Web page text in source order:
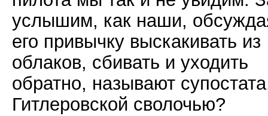
услышим, как наши,
его привычку выскакивать из
облаков, сбивать и уходить
обратно, называют
Гитлеровской сволочью?